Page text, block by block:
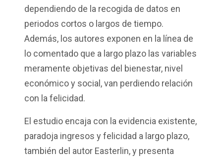
dependiendo de la recogida de datos en
periodos cortos o largos de tiempo.
Además, los autores exponen en la línea de
lo comentado que a largo plazo las variables
meramente objetivas del bienestar, nivel
económico y social, van perdiendo relación
con la felicidad.
El estudio encaja con la evidencia existente,
paradoja ingresos y felicidad a largo plazo,
también del autor Easterlin, y presenta